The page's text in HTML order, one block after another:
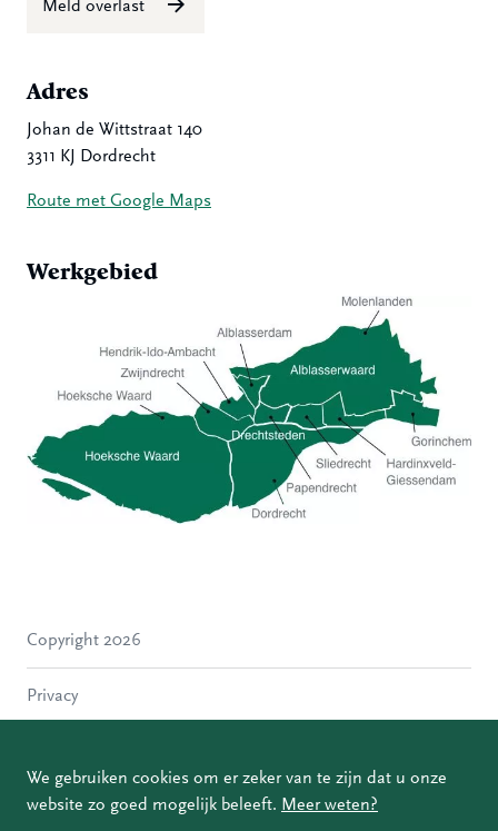
We gebruiken cookies om er zeker van te zijn dat u onze
website zo goed mogelijk beleeft. Meer weten?
Meld overlast
Adres
Johan de Wittstraat 140
3311 KJ Dordrecht
Route met Google Maps
Werkgebied
Molenlanden
Papendrecht
Gorinchem
Copyright 2026
Privacy
Coordinated Vulnerability Disclosure